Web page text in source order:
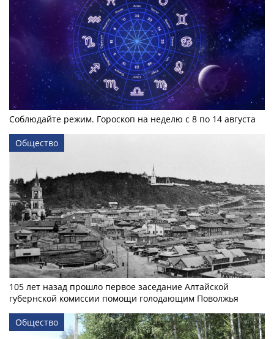
Соблюдайте режим. Гороскоп на неделю с 8 по 14 августа
Общество
105 лет назад прошло первое заседание Алтайской
губернской комиссии помощи голодающим Поволжья
Общество